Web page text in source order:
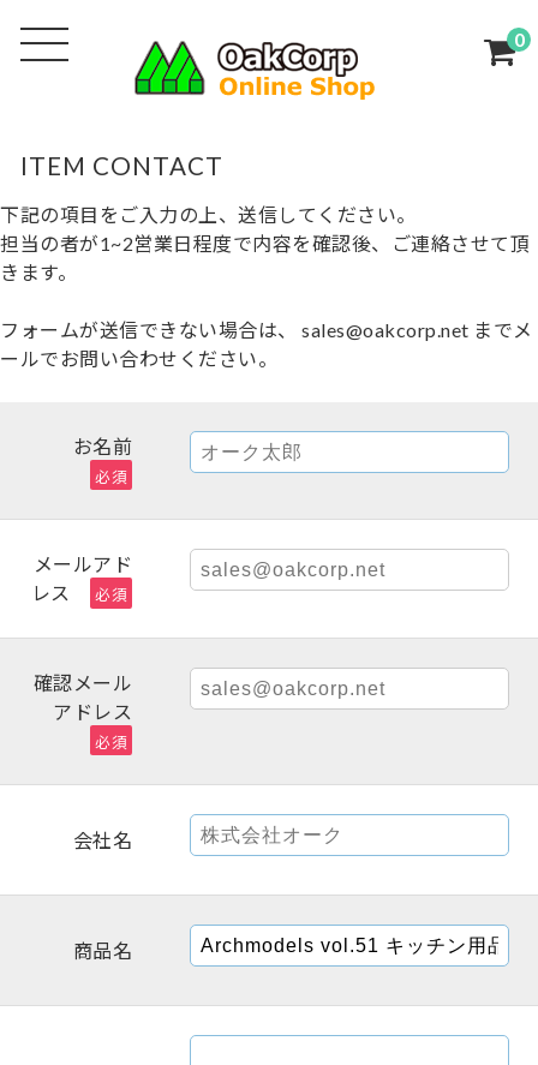
0
ITEM CONTACT
下記の項目をご入力の上、送信してください。
担当の者が1~2営業日程度で内容を確認後、ご連絡させて頂
きます。
フォームが送信できない場合は、 sales@oakcorp.net までメ
ールでお問い合わせください。
お名前
必須
メールアド
レス
必須
確認メール
アドレス
必須
会社名
商品名